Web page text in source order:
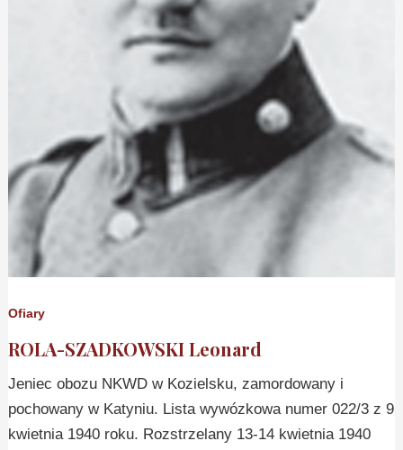
Ofiary
ROLA-SZADKOWSKI Leonard
Jeniec obozu NKWD w Kozielsku, zamordowany i
pochowany w Katyniu. Lista wywózkowa numer 022/3 z 9
kwietnia 1940 roku. Rozstrzelany 13-14 kwietnia 1940